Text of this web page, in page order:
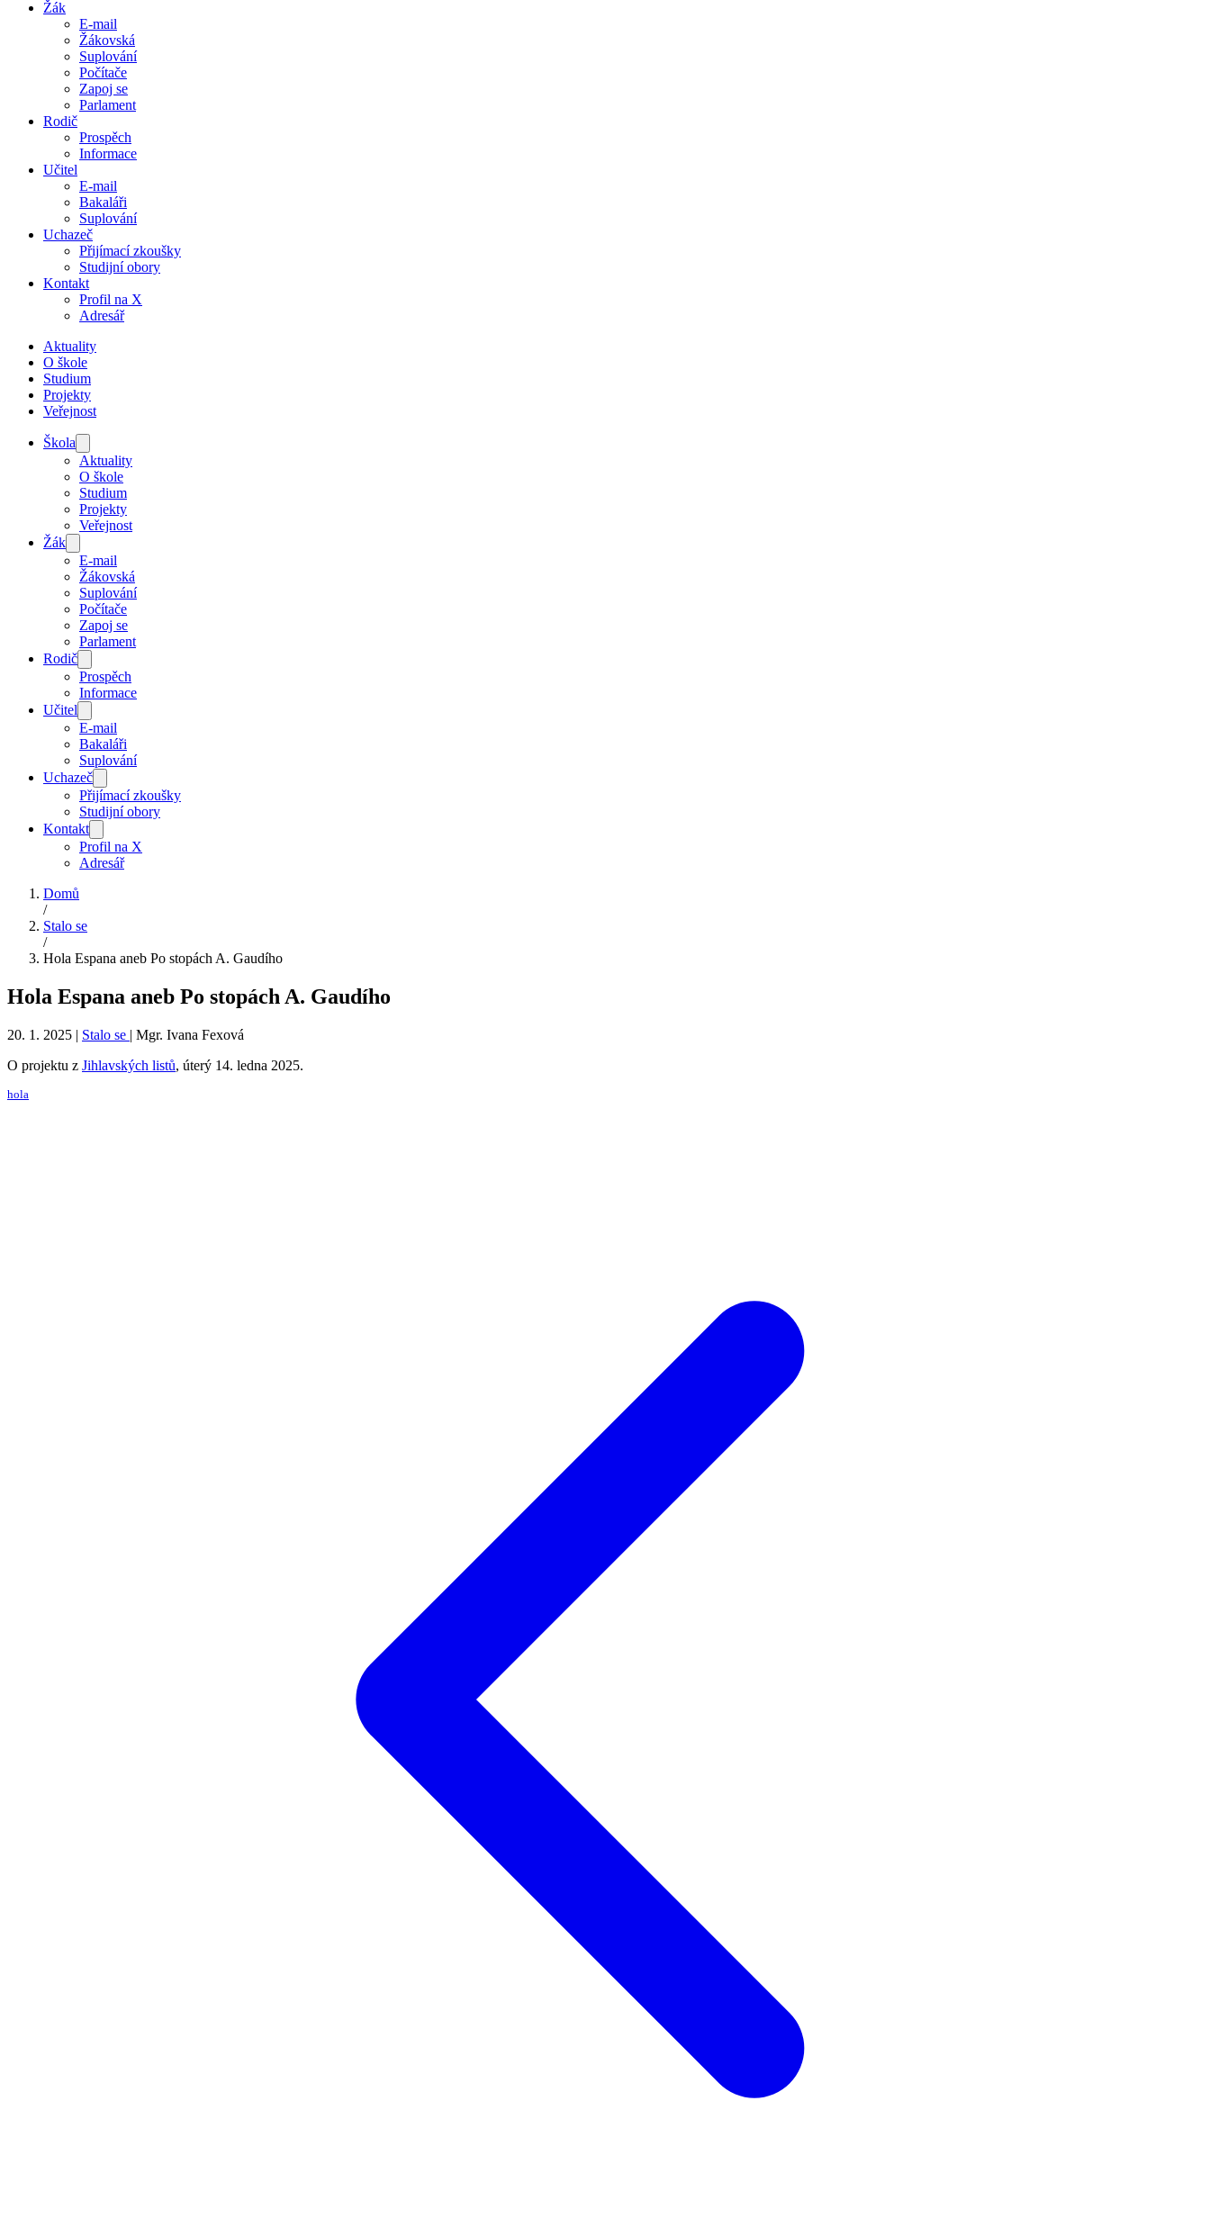
Žák
E-mail
Žákovská
Suplování
Počítače
Zapoj se
Parlament
Rodič
Prospěch
Informace
Učitel
E-mail
Bakaláři
Suplování
Uchazeč
Přijímací zkoušky
Studijní obory
Kontakt
Profil na X
Adresář
Aktuality
O škole
Studium
Projekty
Veřejnost
Škola
Aktuality
O škole
Studium
Projekty
Veřejnost
Žák
E-mail
Žákovská
Suplování
Počítače
Zapoj se
Parlament
Rodič
Prospěch
Informace
Učitel
E-mail
Bakaláři
Suplování
Uchazeč
Přijímací zkoušky
Studijní obory
Kontakt
Profil na X
Adresář
Domů
/
Stalo se
/
Hola Espana aneb Po stopách A. Gaudího
Hola Espana aneb Po stopách A. Gaudího
20. 1. 2025 | Stalo se | Mgr. Ivana Fexová
O projektu z Jihlavských listů, úterý 14. ledna 2025.
hola